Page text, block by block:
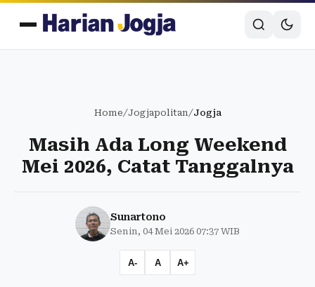
Home/Jogjapolitan/Jogja
Masih Ada Long Weekend
Mei 2026, Catat Tanggalnya
Sunartono
Senin, 04 Mei 2026 07:37 WIB
A- A A+